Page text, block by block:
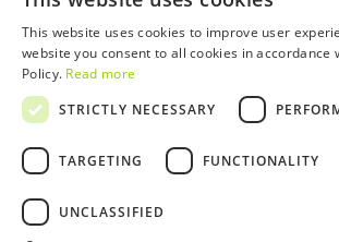
Noticias
Restaurantes
Tarjeta WOW
Grupos y eventos
Servicio educativo
Política de
Trabaja con
Libro de
This website uses cookies to improve user
website you consent to all cookies in accordance
Policy. Read more
STRICTLY NECESSARY
TARGETING FUNCTIONALITY
UNCLASSIFIED